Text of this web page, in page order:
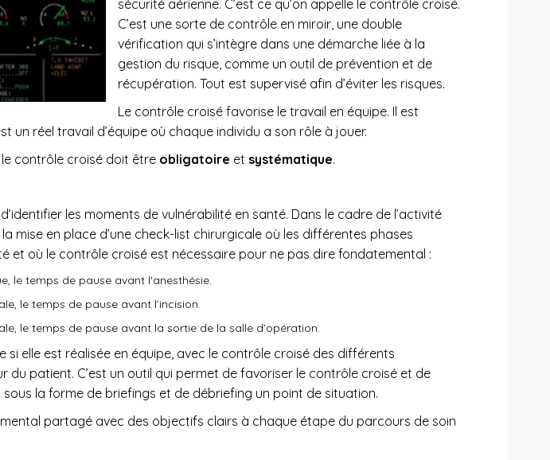
sécurité aérienne. C’est ce qu’on appelle le contrôle croisé.
C’est une sorte de contrôle en miroir, une double
vérification qui s’intègre dans une démarche liée à la
gestion du risque, comme un outil de prévention et de
récupération. Tout est supervisé afin d’éviter les risques.
Le contrôle croisé favorise le travail en équipe. Il est
un réel travail d’équipe où chaque individu a son rôle à jouer.
contrôle croisé doit être obligatoire et systématique.
les moments de vulnérabilité en santé. Dans le cadre de l’activité
mise en place d’une check-list chirurgicale où les différentes phases
et où le contrôle croisé est nécessaire pour ne pas dire fondatemental :
le temps de pause avant l'anesthésie.
le temps de pause avant l’incision.
le temps de pause avant la sortie de la salle d’opération.
si elle est réalisée en équipe, avec le contrôle croisé des différents
du patient. C’est un outil qui permet de favoriser le contrôle croisé et de
la forme de briefings et de débriefing un point de situation.
partagé avec des objectifs clairs à chaque étape du parcours de soin